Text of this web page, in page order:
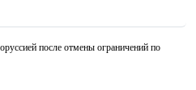
после отмены ограничений по